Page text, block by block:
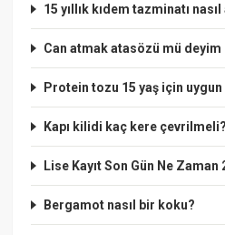
15 yıllık kıdem tazminatı nasıl
Can atmak atasözü mü deyim
Protein tozu 15 yaş için uygun
Kapı kilidi kaç kere çevrilmeli?
Lise Kayıt Son Gün Ne Zaman
Bergamot nasıl bir koku?